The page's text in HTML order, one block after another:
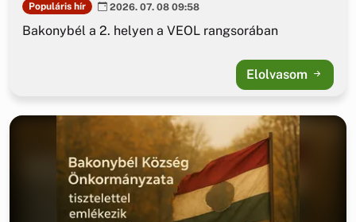
Populáris hír 2026. 07. 08 09:58
Bakonybél a 2. helyen a VEOL rangsorában
Elolvasom